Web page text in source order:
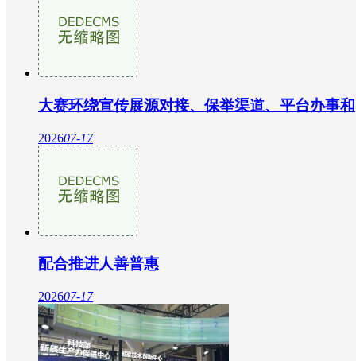
大赛环绕宣传展源对接、保举渠道、平台办事和
202607-17
配合推进人善普惠
202607-17